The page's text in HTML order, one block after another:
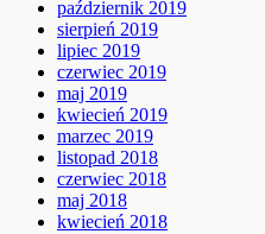
październik 2019
sierpień 2019
lipiec 2019
czerwiec 2019
maj 2019
kwiecień 2019
marzec 2019
listopad 2018
czerwiec 2018
maj 2018
kwiecień 2018